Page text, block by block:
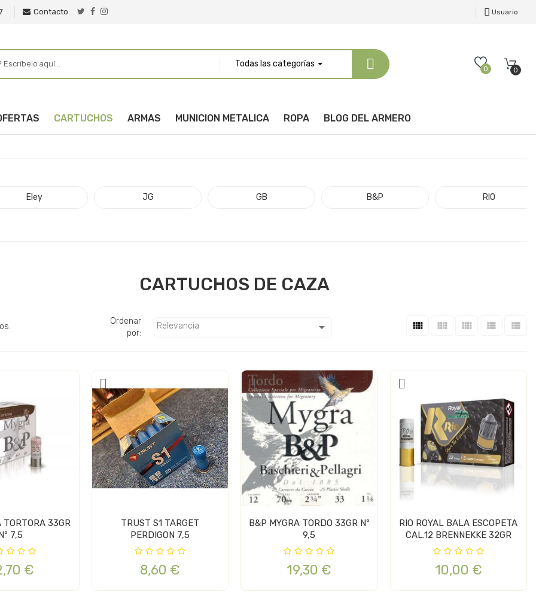
Contacto Usuario
Todas las categorías
0 0
CARTUCHOS ARMAS MUNICION METALICA ROPA BLOG DEL ARMERO
Eley JG GB B&P RIO
CARTUCHOS DE CAZA
    
Ordenar
por:
Relevancia 
TORTORA 33GR
Nº 7,5
€
TRUST S1 TARGET
PERDIGON 7,5
8,60 €
B&P MYGRA TORDO 33GR Nº
9,5
19,30 €
RIO ROYAL BALA ESCOPETA
CAL.12 BRENNEKKE 32GR
10,00 €